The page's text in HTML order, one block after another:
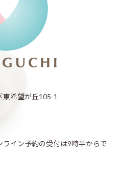
東希望が丘105-1
イン予約の受付は9時半からで